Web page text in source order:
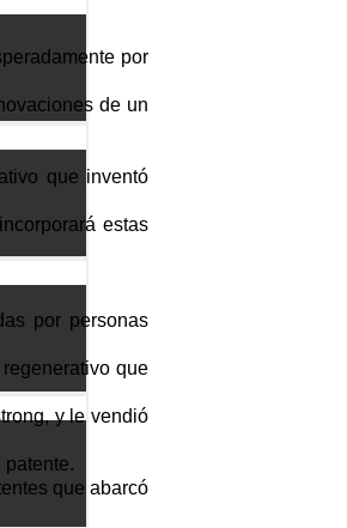
por
de un
que inventó
estas
por personas
que
y le vendió
que abarcó